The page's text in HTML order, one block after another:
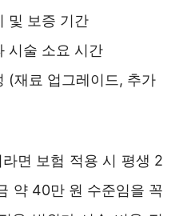
및 보증 기간
시술 소요 시간
(재료 업그레이드, 추가
면 보험 적용 시 평생 2
약 40만 원 수준임을 꼭